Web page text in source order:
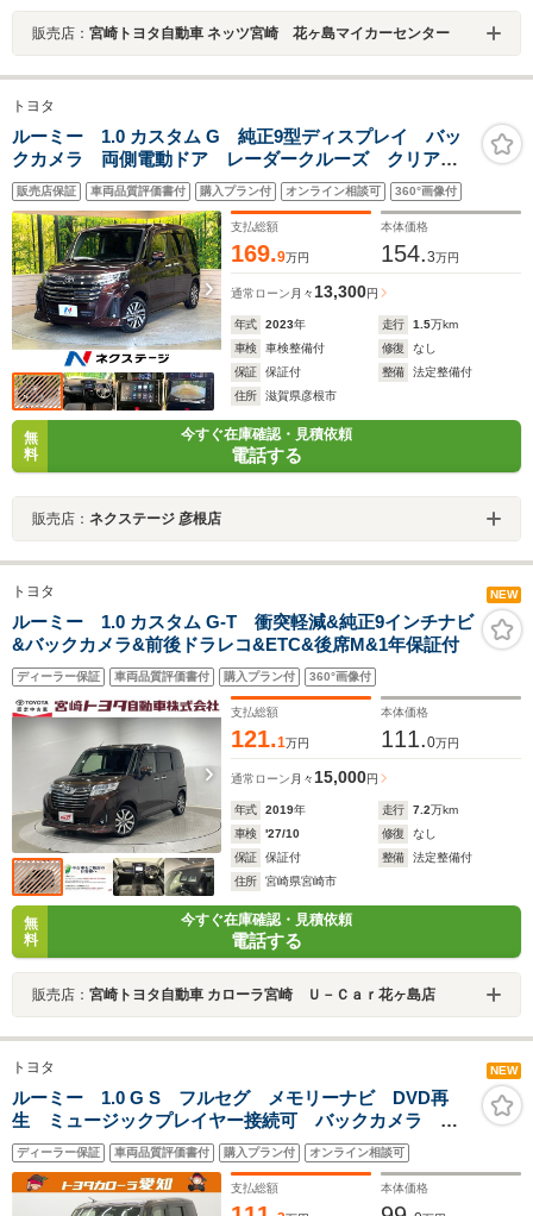
販売店： 宮崎トヨタ自動車 ネッツ宮崎 花ヶ島マイカーセンター
トヨタ
ルーミー 1.0 カスタム G 純正9型ディスプレイ バッ
クカメラ 両側電動ドア レーダークルーズ クリアラ
ンスソナー LEDヘッド ドラレコ ETC 純正14アル
ミ ブレーキホールド スマートキー 電子パーキン
グ 禁煙車
販売店保証 車両品質評価書付 購入プラン付 オンライン相談可 360°画像付
支払総額
169.9万円
本体価格
154.3万円
通常ローン 月々13,300円
年式 2023年 走行 1.5万km
車検
車検整備付 修復
なし
保証
保証付 整備
法定整備付
住所
滋賀県彦根市
無
料
今すぐ在庫確認・見積依頼
電話する
販売店： ネクステージ 彦根店
トヨタ NEW
ルーミー 1.0 カスタム G-T 衝突軽減&純正9インチナビ
&バックカメラ&前後ドラレコ&ETC&後席M&1年保証付
ディーラー保証 車両品質評価書付 購入プラン付 360°画像付
支払総額
121.1万円
本体価格
111.0万円
通常ローン 月々 15,000円
年式 2019年 走行 7.2万km
車検
'27/10 修復
なし
保証
保証付 整備
法定整備付
住所
宮崎県宮崎市
無
料
今すぐ在庫確認・見積依頼
電話する
販売店： 宮崎トヨタ自動車 カローラ宮崎 Ｕ－Ｃａｒ花ヶ島店
トヨタ NEW
ルーミー 1.0 G S フルセグ メモリーナビ DVD再
生 ミュージックプレイヤー接続可 バックカメラ 衝
突被害軽減システム 両側電動スライド LEDヘッドラ
ンプ ウオークスルー ワンオーナー アイドリングス
トップ
ディーラー保証 車両品質評価書付 購入プラン付 オンライン相談可
支払総額 本体価格